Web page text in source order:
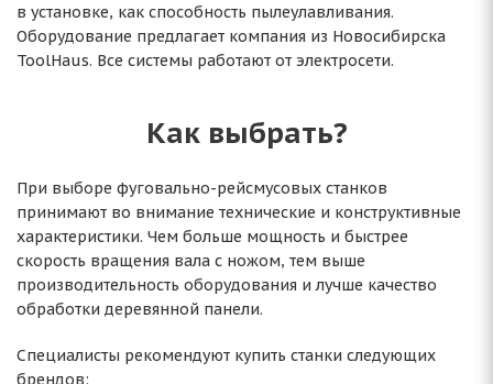
в установке, как способность пылеулавливания.
Оборудование предлагает компания из Новосибирска
ToolHaus. Все системы работают от электросети.
Как выбрать?
При выборе фуговально-рейсмусовых станков
принимают во внимание технические и конструктивные
характеристики. Чем больше мощность и быстрее
скорость вращения вала с ножом, тем выше
производительность оборудования и лучше качество
обработки деревянной панели.
Специалисты рекомендуют купить станки следующих
брендов: